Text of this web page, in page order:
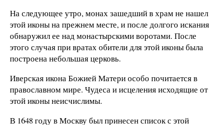
На следующее утро, монах зашедший в храм не нашел
этой иконы на прежнем месте, и после долгого искания
обнаружил ее над монастырскими воротами. После
этого случая при вратах обители для этой иконы была
построена небольшая церковь.
Иверская икона Божией Матери особо почитается в
православном мире. Чудеса и исцеления исходящие от
этой иконы неисчислимы.
В 1648 году в Москву был принесен список с этой